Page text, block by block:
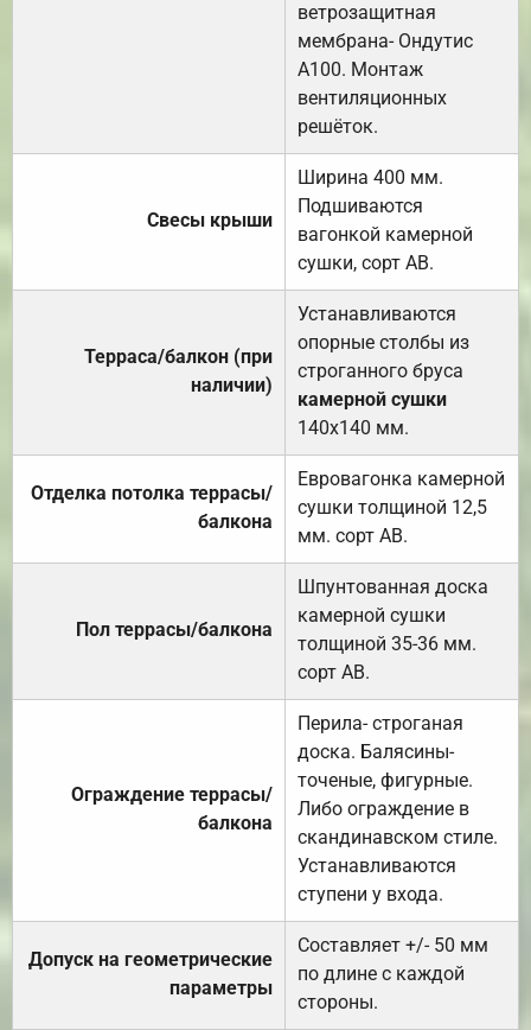
ветрозащитная
мембрана- Ондутис
А100. Монтаж
вентиляционных
решёток.
Свесы крыши
Ширина 400 мм.
Подшиваются
вагонкой камерной
сушки, сорт АВ.
Терраса/балкон (при
наличии)
Устанавливаются
опорные столбы из
строганного бруса
камерной сушки
140х140 мм.
Отделка потолка террасы/
балкона
Евровагонка камерной
сушки толщиной 12,5
мм. сорт АВ.
Пол террасы/балкона
Шпунтованная доска
камерной сушки
толщиной 35-36 мм.
сорт АВ.
Ограждение террасы/
балкона
Перила- строганая
доска. Балясины-
точеные, фигурные.
Либо ограждение в
скандинавском стиле.
Устанавливаются
ступени у входа.
Допуск на геометрические
параметры
Составляет +/- 50 мм
по длине с каждой
стороны.